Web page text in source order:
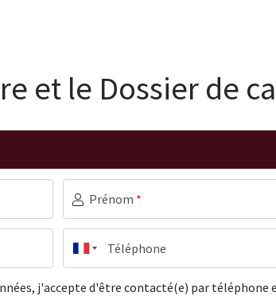
et le Dossier de
Prénom *
Téléphone
j'accepte d'être contacté(e) par